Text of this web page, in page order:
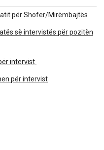
për Shofer/Mirëmbajtës
së intervistës për pozitën
intervist
për intervist